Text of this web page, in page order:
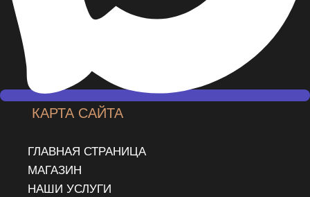
КАРТА САЙТА
ГЛАВНАЯ СТРАНИЦА
МАГАЗИН
НАШИ УСЛУГИ